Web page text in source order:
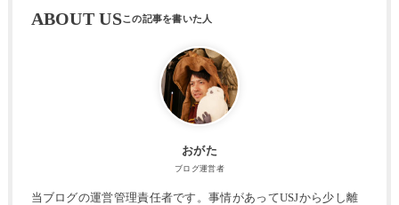
ABOUT US
おがた
ブログ運営者
当ブログの運営管理責任者です。事情があってUSJから少し離